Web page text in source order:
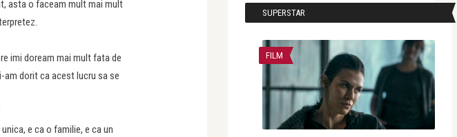
asta o faceam mult mai mult
imi doream mai mult fata de
dorit ca acest lucru sa se
e ca o familie, e ca un
SUPERSTAR
FILM